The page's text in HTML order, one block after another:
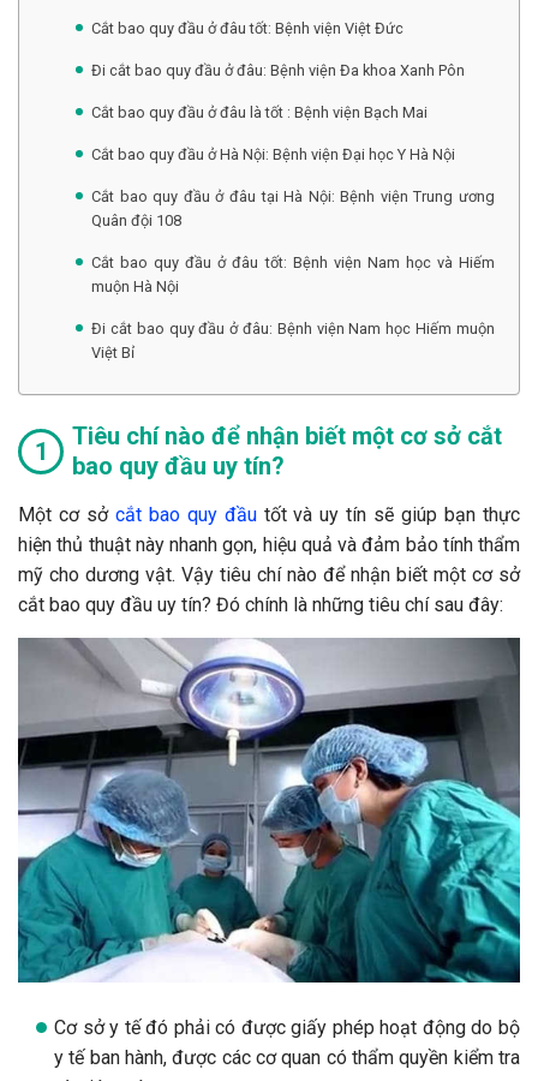
Cắt bao quy đầu ở đâu tốt: Bệnh viện Việt Đức
Đi cắt bao quy đầu ở đâu: Bệnh viện Đa khoa Xanh Pôn
Cắt bao quy đầu ở đâu là tốt : Bệnh viện Bạch Mai
Cắt bao quy đầu ở Hà Nội: Bệnh viện Đại học Y Hà Nội
Cắt bao quy đầu ở đâu tại Hà Nội: Bệnh viện Trung ương
Quân đội 108
Cắt bao quy đầu ở đâu tốt: Bệnh viện Nam học và Hiếm
muộn Hà Nội
Đi cắt bao quy đầu ở đâu: Bệnh viện Nam học Hiếm muộn
Việt Bỉ
Tiêu chí nào để nhận biết một cơ sở cắt
bao quy đầu uy tín?
Một cơ sở cắt bao quy đầutốt và uy tín sẽ giúp bạn thực
hiện thủ thuật này nhanh gọn, hiệu quả và đảm bảo tính thẩm
mỹ cho dương vật. Vậy tiêu chí nào để nhận biết một cơ sở
cắt bao quy đầu uy tín? Đó chính là những tiêu chí sau đây:
Cơ sở y tế đó phải có được giấy phép hoạt động do bộ
y tế ban hành, được các cơ quan có thẩm quyền kiểm tra